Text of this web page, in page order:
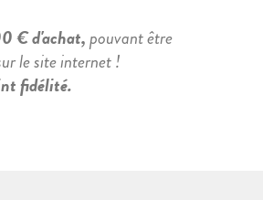
€ d'achat,pouvant être
le site internet !
fidélité.